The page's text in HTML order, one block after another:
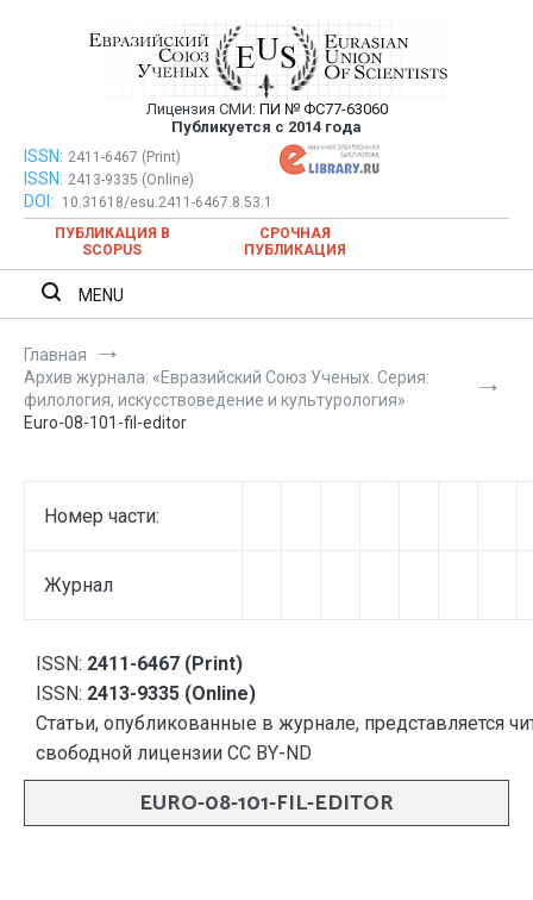
Евразийский Союз Ученых —
публикация научных статей в
ежемесячном научном журнале
Лицензия СМИ: ПИ № ФС77-63060
Публикуется с 2014 года
Евразийский Союз Ученых — публикация научных статей в
ежемесячном научном журнале
ISSN: 2411-6467 (Print)
ISSN: 2413-9335 (Online)
DOI:
10.31618/esu.2411-6467.8.53.1
ПУБЛИКАЦИЯ В
SCOPUS
СРОЧНАЯ
ПУБЛИКАЦИЯ
MENU
Главная
Архив журнала: «Евразийский Союз Ученых. Серия:
филология, искусствоведение и культурология»
Euro-08-101-fil-editor
Номер части:
Журнал
ISSN: 2411-6467 (Print)
ISSN: 2413-9335 (Online)
Статьи, опубликованные в журнале, представляется
свободной лицензии CC BY-ND
EURO-08-101-FIL-EDITOR